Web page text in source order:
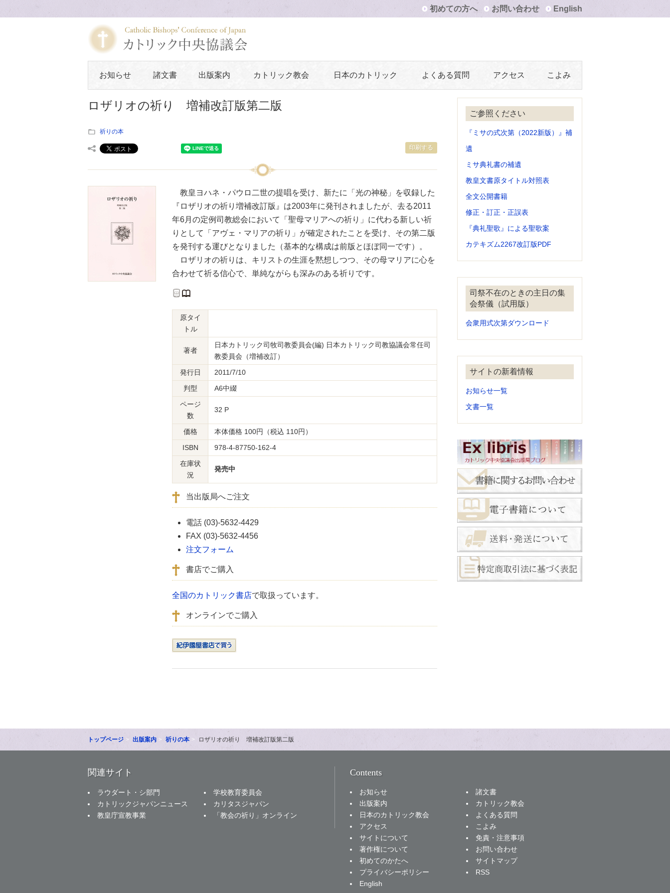
初めての方へ お問い合わせ English
お知らせ 諸文書 出版案内 カトリック教会 日本のカトリック よくある質問 アクセス こよみ
ロザリオの祈り 増補改訂版第二版
印刷する
祈りの本
教皇ヨハネ・パウロ二世の提唱を受け、新たに「光の神秘」を収録した
『ロザリオの祈り増補改訂版』は2003年に発刊されましたが、去る2011
年6月の定例司教総会において「聖母マリアへの祈り」に代わる新しい祈
りとして「アヴェ・マリアの祈り」が確定されたことを受け、その第二版
を発刊する運びとなりました（基本的な構成は前版とほぼ同一です）。
ロザリオの祈りは、キリストの生涯を黙想しつつ、その母マリアに心を
合わせて祈る信心で、単純ながらも深みのある祈りです。
原タイ
トル
著者
日本カトリック司牧司教委員会(編) 日本カトリック司教協議会常任司
教委員会（増補改訂）
発行日
2011/7/10
判型
A6中綴
ページ
数
32 P
価格
本体価格 100円（税込 110円）
ISBN
978-4-87750-162-4
在庫状
況
発売中
当出版局へご注文
電話 (03)-5632-4429
FAX (03)-5632-4456
注文フォーム
書店でご購入
全国のカトリック書店で取扱っています。
オンラインでご購入
ご参照ください
『ミサの式次第（2022新版）』補
遺
ミサ典礼書の補遺
教皇文書原タイトル対照表
全文公開書籍
修正・訂正・正誤表
『典礼聖歌』による聖歌案
カテキズム2267改訂版PDF
司祭不在のときの主日の集
会祭儀（試用版）
会衆用式次第ダウンロード
サイトの新着情報
お知らせ一覧
文書一覧
トップページ 出版案内 祈りの本 ロザリオの祈り 増補改訂版第二版
関連サイト
ラウダート・シ部門
学校教育委員会
カトリックジャパンニュース
カリタスジャパン
教皇庁宣教事業
「教会の祈り」オンライン
Contents
お知らせ
諸文書
出版案内
カトリック教会
日本のカトリック教会
よくある質問
アクセス
こよみ
サイトについて
免責・注意事項
著作権について
お問い合わせ
初めてのかたへ
サイトマップ
プライバシーポリシー
RSS
English